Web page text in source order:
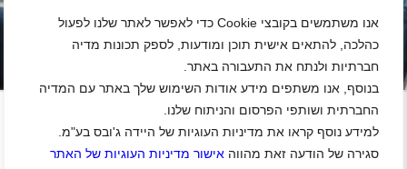
אנו משתמשים בקובצי Cookie כדי לאפשר לאתר שלנו לפעול
כהלכה, להתאים אישית תוכן ומודעות, לספק תכונות מדיה
חברתיות ולנתח את התעבורה באתר.
בנוסף, אנו משתפים מידע אודות השימוש שלך באתר עם המדיה
החברתית ושותפי הפרסום והניתוח שלנו.
למידע נוסף קראו את מדיניות העוגיות של היידה ג'ובס בע"מ.
סגירה של הודעה זאת מהווה אישור מדיניות העוגיות של האתר
+
דרוש/ה מנהל/ת קמפיינים PPC בתל אביב